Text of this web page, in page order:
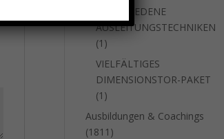
VERSCHIEDENE
AUSLEITUNGSTECHNIKEN
1 1
Produkt
VIELFÄLTIGES
DIMENSIONSTOR-PAKET
1 1
Produkt
Ausbildungen & Coachings
1811 1811